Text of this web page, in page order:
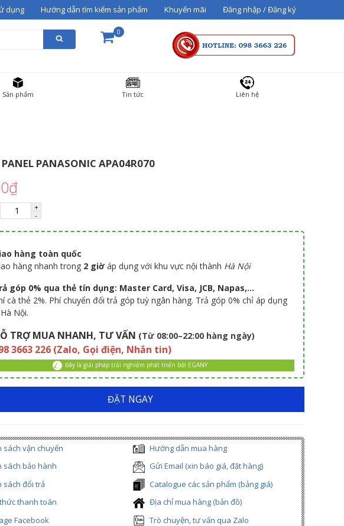
dụng Hướng dẫn tìm kiếm sản phẩm Khuyến mãi Đăng nhập / Đăng ký
0
Sản phẩm Tin tức Liên hệ
PANASONIC APA04R070
hàng toàn quốc
hàng nhanh trong 2 giờ áp dụng với khu vực nội thành Hà Nội
góp 0% qua thẻ tín dụng: Master Card, Visa, JCB, Napas,...
cà thẻ 2%. Phí chuyển đổi trả góp tuỳ ngân hàng. Trả góp 0% chỉ áp dụng
Nội.
TRỢ MUA NHANH, TƯ VẤN (Từ 08:00–22:00 hàng ngày)
3663 226 (Zalo, Gọi điện, Nhắn tin)
Đây là giải pháp trải nghiệm phát triển bởi EGANY
ĐẶT NGAY
sách vận chuyển
Hướng dẫn mua hàng
sách bảo hành
Gửi Email (xin báo giá, đặt hàng)
sách đổi trả
Catalogue các sản phẩm (bảng giá)
thanh toán
Địa chỉ mua hàng (bản đồ)
Facebook
Trò chuyện, tư vấn qua Zalo
SỐ LƯỢNG THÀNH TIỀN